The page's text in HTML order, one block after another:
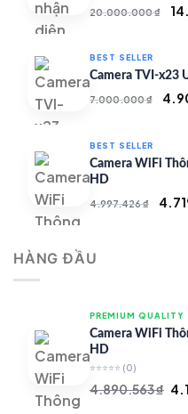
20.000.000₫
BEST SELLER
Camera TVI-x23
7.000.000₫
Giá
BEST SELLER
Camera WiFi
HD
4.997.426₫
Giá
HÀNG ĐẦU
PREMIUM QUALITY
Camera WiFi
HD
⭐⭐⭐⭐⭐ (0)
4.890.563₫